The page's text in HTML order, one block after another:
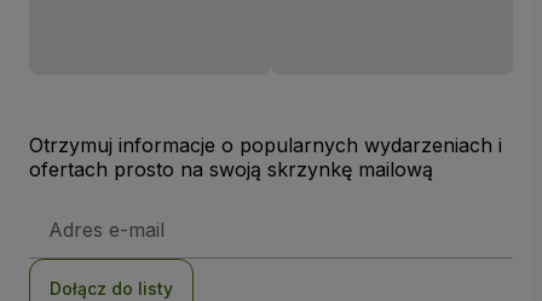
Otrzymuj informacje o popularnych wydarzeniach i
ofertach prosto na swoją skrzynkę mailową
e-
Dołącz do listy